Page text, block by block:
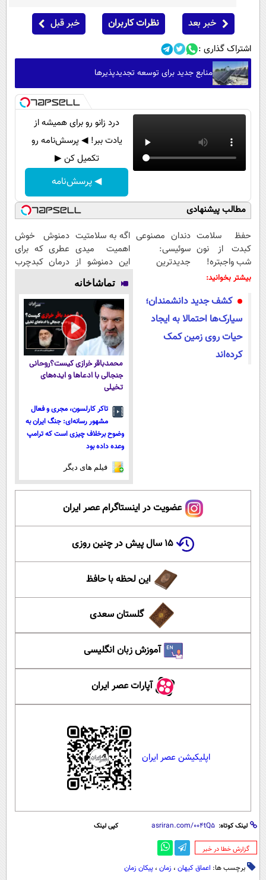
خبر بعد نظرات کاربران خبر قبل
اشتراک گذاری :
منابع جدید برای توسعه تجدیدپذیرها
درد زانو رو برای همیشه از
یادت ببر! ◀ پرسش‌نامه رو
تکمیل کن ▶
◀ پرسش‌نامه
مطالب پیشنهادی
حفظ سلامت
کبدت از نون
شب واجبتره!
دندان مصنوعی
سوئیسی:
جدیدترین
پرداخت قسطی
اگه به سلامتیت
اهمیت میدی
این دمنوشو از
دست نده
دمنوش خوش
عطری که برای
درمان کبدچرب
بیشتر بخوانید:
کشف جدید دانشمندان؛
سیارک‌ها احتمالا به ایجاد
حیات روی زمین کمک
کرده‌اند
تماشاخانه
محمدباقر خرازی کیست؟روحانی
جنجالی با ادعاها و ایده‌های
تخیلی
تاکر کارلسون، مجری و فعال
مشهور رسانه‌ای: جنگ ایران به
وضوح برخلاف چیزی است که ترامپ
وعده داده بود
فیلم های دیگر
عضویت در اینستاگرام عصر ایران
۱۵ سال پیش در چنین روزی
این لحظه با حافظ
گلستان سعدی
آموزش زبان انگلیسی
آپارات عصر ایران
اپلیکیشن عصر ایران
لینک کوتاه: کپی لینک
‌گزارش خطا در خبر
برچسب ها: اعماق کیهان ، زمان ، پیکان زمان